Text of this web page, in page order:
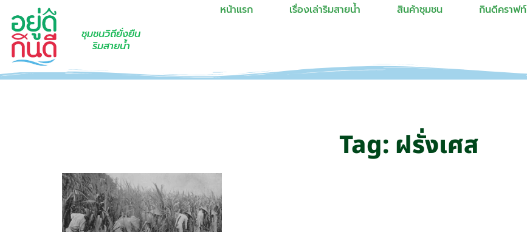
ชุมชนวิถียั่งยืน
ริมสายน้ำ
หน้าแรก เรื่องเล่าริมสายน้ำ สินค้าชุมชน กินดีคราฟท์
Tag: ฝรั่งเศส